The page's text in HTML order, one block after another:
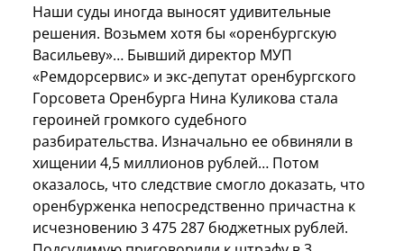
Наши суды иногда выносят удивительные
решения. Возьмем хотя бы «оренбургскую
Васильеву»… Бывший директор МУП
«Ремдорсервис» и экс-депутат оренбургского
Горсовета Оренбурга Нина Куликова стала
героиней громкого судебного
разбирательства. Изначально ее обвиняли в
хищении 4,5 миллионов рублей… Потом
оказалось, что следствие смогло доказать, что
оренбурженка непосредственно причастна к
исчезновению 3 475 287 бюджетных рублей.